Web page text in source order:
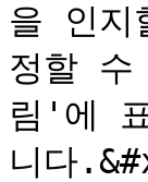
을 인
정할
림'에
니다